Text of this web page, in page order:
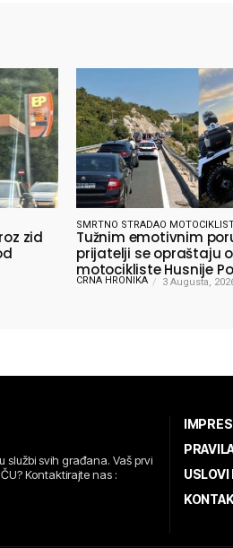
zid
SMRTNO STRADAO
Tužnim emotivnim
prijatelji se opraštaju
motocikliste Husnije
CRNA HRONIKA 3 Augusta,
službi svih građana. Vaš prvi
Kontaktirajte nas :
USLOVI